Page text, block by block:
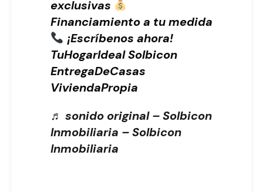
exclusivas
Financiamiento a tu medida
¡Escríbenos ahora!
TuHogarIdeal Solbicon
EntregaDeCasas
ViviendaPropia
♬ sonido original – Solbicon
Inmobiliaria – Solbicon
Inmobiliaria